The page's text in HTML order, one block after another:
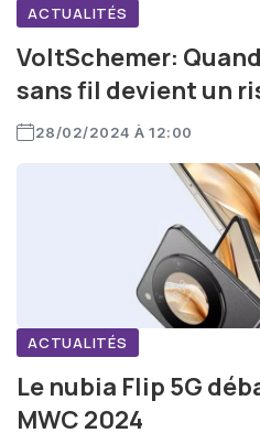
ACTUALITÉS
VoltSchemer:
sans fil devient un
28/02/2024 À 12:00
ACTUALITÉS
Le nubia Flip 5G
MWC 2024